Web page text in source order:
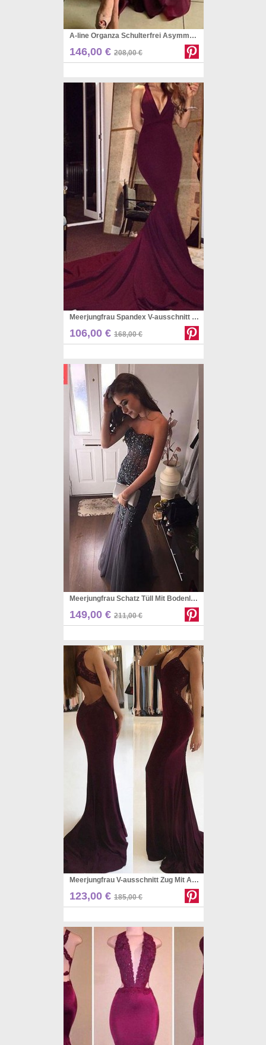
A-line Organza Schulterfrei Asymmetrisch Mit Appliziertem Kleid JTC5523
146,00 € 208,00 €
Pinterest
Meerjungfrau Spandex V-ausschnitt Gericht Zug Mit Rüschen Kleid JTCv5673
106,00 € 168,00 €
Pinterest
Meerjungfrau Schatz Tüll Mit Bodenlangen Paillettenkleid JTC8923
149,00 € 211,00 €
Pinterest
Meerjungfrau V-ausschnitt Zug Mit Applique Stretch Crêpe Kleid JTC18243
123,00 € 185,00 €
Pinterest